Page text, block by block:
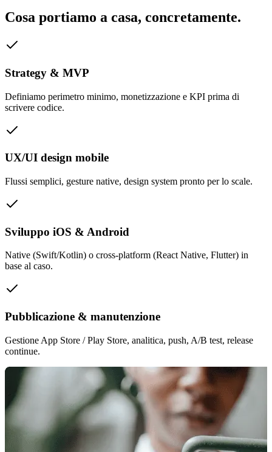
Cosa portiamo a casa, concretamente.
Strategy & MVP
Definiamo perimetro minimo, monetizzazione e KPI prima di
scrivere codice.
UX/UI design mobile
Flussi semplici, gesture native, design system pronto per lo scale.
Sviluppo iOS & Android
Native (Swift/Kotlin) o cross-platform (React Native, Flutter) in
base al caso.
Pubblicazione & manutenzione
Gestione App Store / Play Store, analitica, push, A/B test, release
continue.